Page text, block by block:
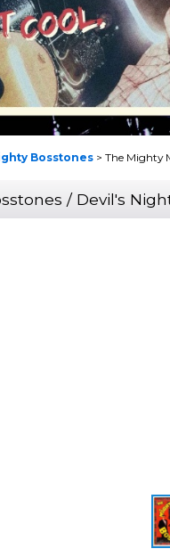
Bosstones > The Mighty
/ Devil's Night